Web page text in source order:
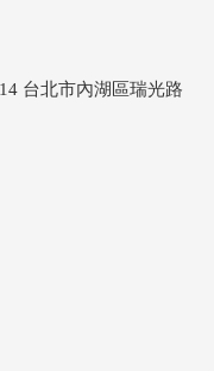
台北市內湖區瑞光路